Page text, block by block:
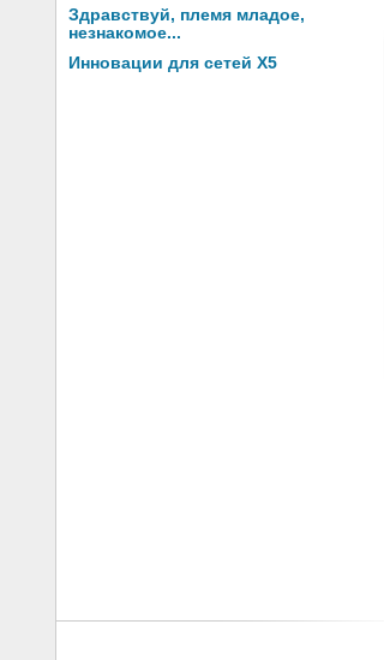
Здравствуй, племя младое,
незнакомое...
Инновации для сетей X5